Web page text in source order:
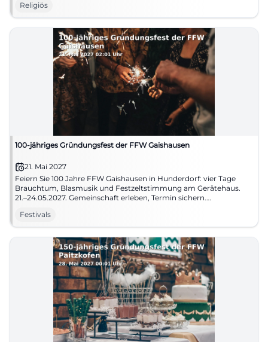
Religiös
100-jähriges Gründungsfest der FFW Gaishausen
21. Mai 2027
Feiern Sie 100 Jahre FFW Gaishausen in Hunderdorf: vier Tage
Brauchtum, Blasmusik und Festzeltstimmung am Gerätehaus.
21.–24.05.2027. Gemeinschaft erleben, Termin sichern.
Festivals